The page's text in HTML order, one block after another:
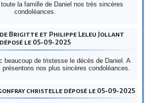
la famille de Daniel nos très sincères
condoléances.
de Brigitte et Philippe Leleu Jollant
déposé le 05-09-2025
beaucoup de tristesse le décès de Daniel. A
nos plus sincères condoléances.
christelle déposé le 05-09-2025